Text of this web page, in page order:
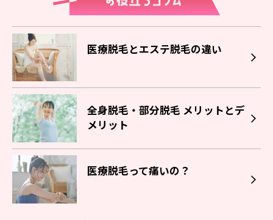
医療脱毛とエステ脱毛の違い
全身脱毛・部分脱毛 メリットとデ
メリット
医療脱毛って痛いの？